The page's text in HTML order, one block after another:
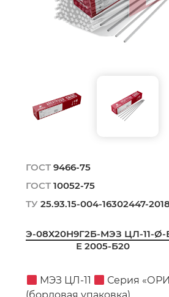
ГОСТ 9466-75
ГОСТ 10052-75
ТУ 25.93.15-004-16302447-
Э-08Х20Н9Г2Б-МЭЗ ЦЛ-11-
Е 2005-Б20
МЭЗ ЦЛ-11
Серия